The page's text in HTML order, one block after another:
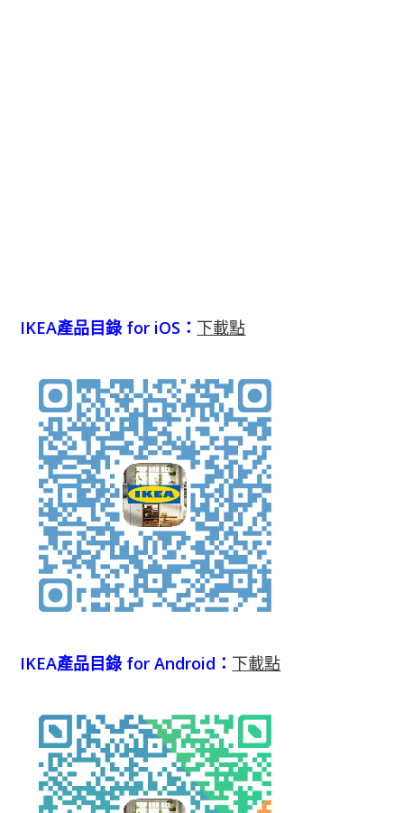
IKEA產品目錄 for iOS： 下載點
IKEA產品目錄 for Android： 下載點